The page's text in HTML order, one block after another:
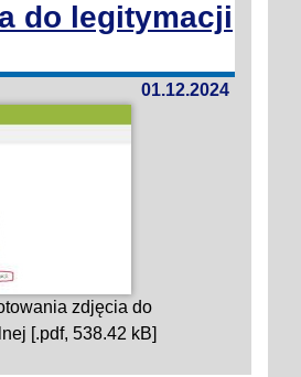
do legitymacji
01.12.2024
zdjęcia do
[.pdf, 538.42 kB]